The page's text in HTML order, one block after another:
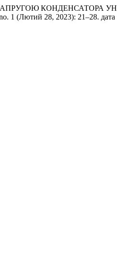
КОНДЕНСАТОРА
1 (Лютий 28, 2023): 21–28.